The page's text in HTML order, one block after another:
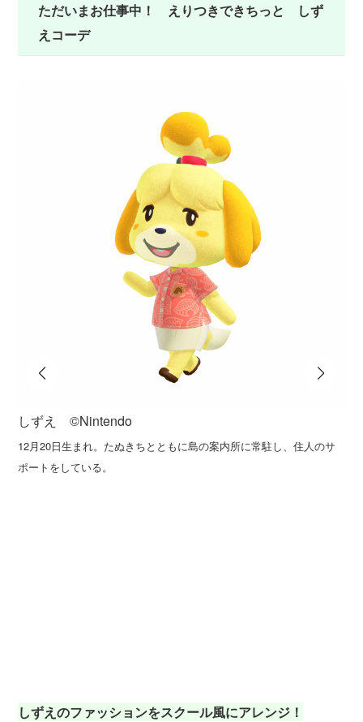
ただいまお仕事中！ えりつきできちっと しず
えコーデ
しずえ ©️Nintendo
12月20日生まれ。たぬきちとともに島の案内所に常駐し、住人のサ
ポートをしている。
しずえのファッションをスクール風にアレンジ！